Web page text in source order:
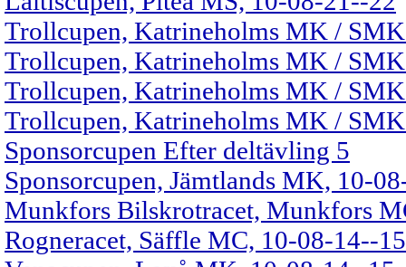
Trollcupen, Katrineholms MK /
Trollcupen, Katrineholms MK /
Trollcupen, Katrineholms MK /
Trollcupen, Katrineholms MK /
Sponsorcupen Efter deltävling 5
Sponsorcupen, Jämtlands MK, 10-
Munkfors Bilskrotracet, Munkfors
Rogneracet, Säffle MC, 10-08-14--15